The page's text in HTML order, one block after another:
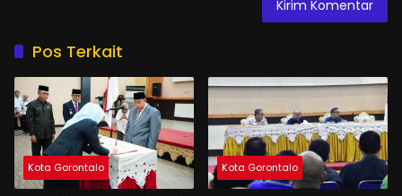
Pos Terkait
Kota Gorontalo Kota Gorontalo